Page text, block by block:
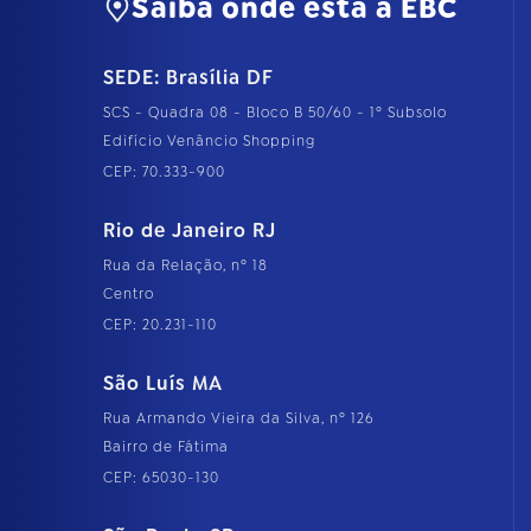
Saiba onde está a EBC
SEDE: Brasília DF
SCS - Quadra 08 - Bloco B 50/60 - 1º Subsolo
Edifício Venâncio Shopping
CEP: 70.333-900
Rio de Janeiro RJ
Rua da Relação, nº 18
Centro
CEP: 20.231-110
São Luís MA
Rua Armando Vieira da Silva, nº 126
Bairro de Fátima
CEP: 65030-130